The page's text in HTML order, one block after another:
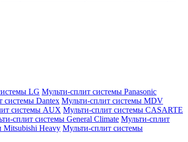
LG Мульти-сплит системы Panasonic
системы Dantex Мульти-сплит системы MDV
системы AUX Мульти-сплит системы CASARTE
сплит системы General Climate Мульти-сплит
Mitsubishi Heavy Мульти-сплит системы